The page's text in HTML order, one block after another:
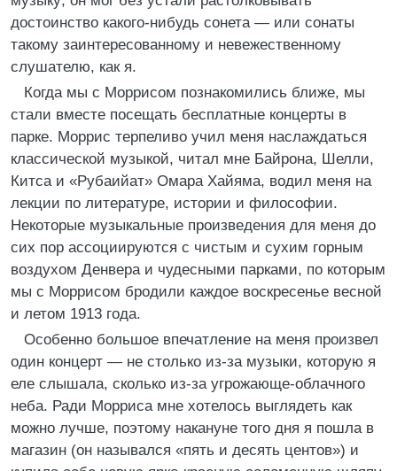
достоинство какого-нибудь сонета — или сонаты
такому заинтересованному и невежественному
слушателю, как я.
Когда мы с Моррисом познакомились ближе, мы
стали вместе посещать бесплатные концерты в
парке. Моррис терпеливо учил меня наслаждаться
классической музыкой, читал мне Байрона, Шелли,
Китса и «Рубаийат» Омара Хайяма, водил меня на
лекции по литературе, истории и философии.
Некоторые музыкальные произведения для меня до
сих пор ассоциируются с чистым и сухим горным
воздухом Денвера и чудесными парками, по которым
мы с Моррисом бродили каждое воскресенье весной
и летом 1913 года.
Особенно большое впечатление на меня произвел
один концерт — не столько из-за музыки, которую я
еле слышала, сколько из-за угрожающе-облачного
неба. Ради Морриса мне хотелось выглядеть как
можно лучше, поэтому накануне того дня я пошла в
магазин (он назывался «пять и десять центов») и